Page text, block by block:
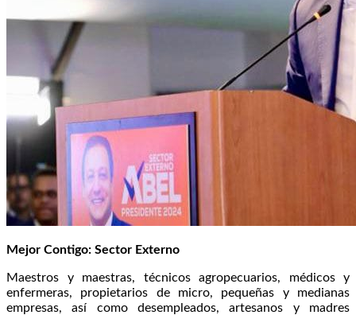
Mejor Contigo: Sector Externo
Maestros y maestras, técnicos agropecuarios, médicos y
enfermeras, propietarios de micro, pequeñas y medianas
empresas, así como desempleados, artesanos y madres